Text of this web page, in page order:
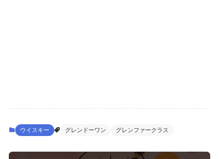
ウイスキー グレンドーワン グレンファークラス